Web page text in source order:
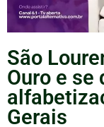
São
Ouro e se
Gerais